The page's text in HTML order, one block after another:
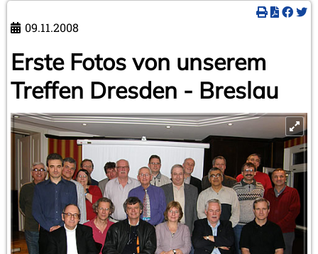
09.11.2008
Erste Fotos von unserem
Treffen Dresden - Breslau